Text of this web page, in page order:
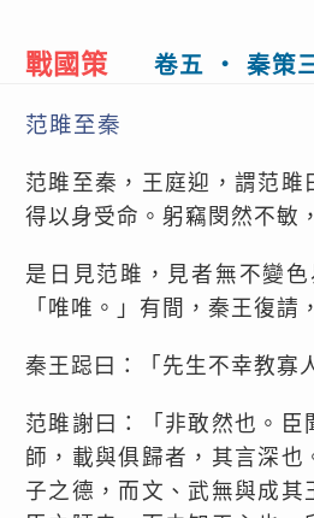
戰國策 卷五 ‧ 秦策
范雎至秦
范雎至秦，王庭迎，謂范
得以身受命。躬竊閔然不敏
是日見范雎，見者無不變
「唯唯。」有間，秦王復請
秦王跽曰：「先生不幸教寡
范雎謝曰：「非敢然也。
師，載與俱歸者，其言深
子之德，而文、武無與成